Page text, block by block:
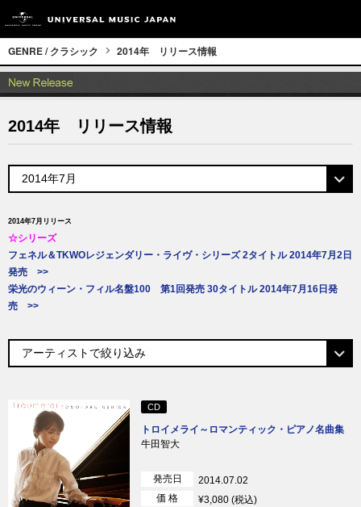
GENRE / クラシック 2014年 リリース情報
2014年 リリース情報
2014年7月リリース
☆シリーズ
フェネル＆TKWOレジェンダリー・ライヴ・シリーズ 2タイトル 2014年7月2日
発売 >>
栄光のウィーン・フィル名盤100 第1回発売 30タイトル 2014年7月16日発
売 >>
CD
トロイメライ～ロマンティック・ピアノ名曲集
牛田智大
発売日
2014.07.02
価 格
¥3,080 (税込)